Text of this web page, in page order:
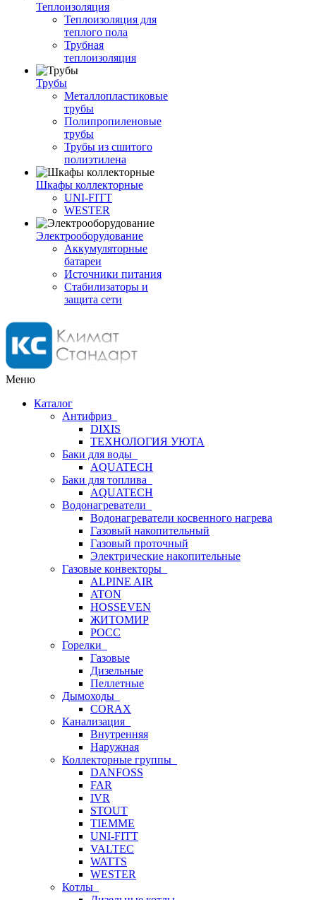
Теплоизоляция
Теплоизоляция для
теплого пола
Трубная
теплоизоляция
Трубы
Металлопластиковые
трубы
Полипропиленовые
трубы
Трубы из сшитого
полиэтилена
Шкафы коллекторные
UNI-FITT
WESTER
Электрооборудование
Аккумуляторные
батареи
Источники питания
Стабилизаторы и
защита сети
Меню
Каталог
Антифриз
DIXIS
ТЕХНОЛОГИЯ УЮТА
Баки для воды
AQUATECH
Баки для топлива
AQUATECH
Водонагреватели
Водонагреватели косвенного нагрева
Газовый накопительный
Газовый проточный
Электрические накопительные
Газовые конвекторы
ALPINE AIR
ATON
HOSSEVEN
ЖИТОМИР
РОСС
Горелки
Газовые
Дизельные
Пеллетные
Дымоходы
CORAX
Канализация
Внутренняя
Наружная
Коллекторные группы
DANFOSS
FAR
IVR
STOUT
TIEMME
UNI-FITT
VALTEC
WATTS
WESTER
Котлы